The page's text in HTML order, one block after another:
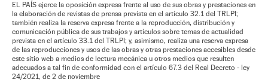
EL PAÍS ejerce la oposición expresa frente al uso de sus obras y prestaciones en
la elaboración de revistas de prensa prevista en el artículo 32.1 del TRLPI;
también realiza la reserva expresa frente a la reproducción, distribución y
comunicación pública de sus trabajos y artículos sobre temas de actualidad
prevista en el artículo 33.1 del TRLPI; y, asimismo, realiza una reserva expresa
de las reproducciones y usos de las obras y otras prestaciones accesibles desde
este sitio web a medios de lectura mecánica u otros medios que resulten
adecuados a tal fin de conformidad con el artículo 67.3 del Real Decreto - ley
24/2021, de 2 de noviembre